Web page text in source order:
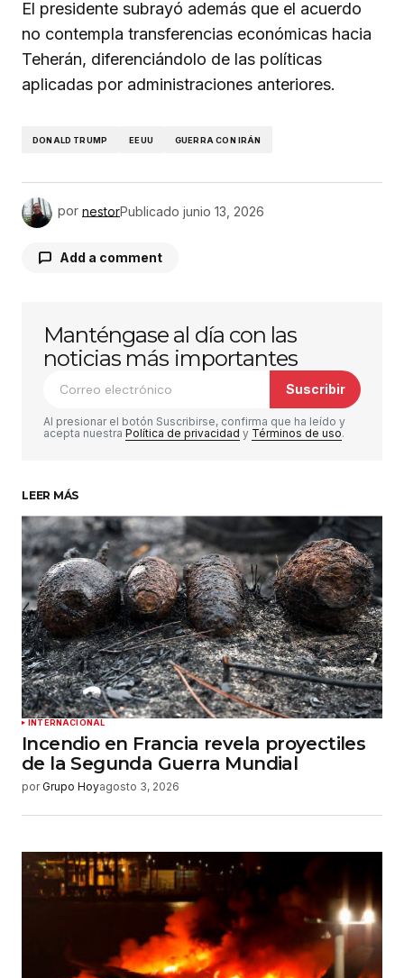
El presidente subrayó además que el acuerdo
no contempla transferencias económicas hacia
Teherán, diferenciándolo de las políticas
aplicadas por administraciones anteriores.
DONALD TRUMP EEUU GUERRA CON IRÁN
por nestorPublicado junio 13, 2026
Add a comment
Tu dirección de correo electrónico no será
publicada. Los campos obligatorios están
marcados con*
Comentario*
Su nombre*
Tu correo electrónico*
Guardar mi nombre, correo electrónico y sitio
web en este navegador para la próxima vez que
haga un comentario.
Enviar comentario
Manténgase al día con las
noticias más importantes
Suscribir
Al presionar el botón Suscribirse, confirma que ha leído y
acepta nuestra Política de privacidad y Términos de uso.
LEER MÁS
INTERNACIONAL
Incendio en Francia revela proyectiles
de la Segunda Guerra Mundial
por Grupo Hoyagosto 3, 2026